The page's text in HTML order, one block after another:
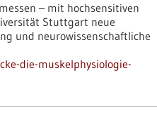
– mit hochsensitiven
Stuttgart neue
und neurowissenschaftliche
die-muskelphysiologie-